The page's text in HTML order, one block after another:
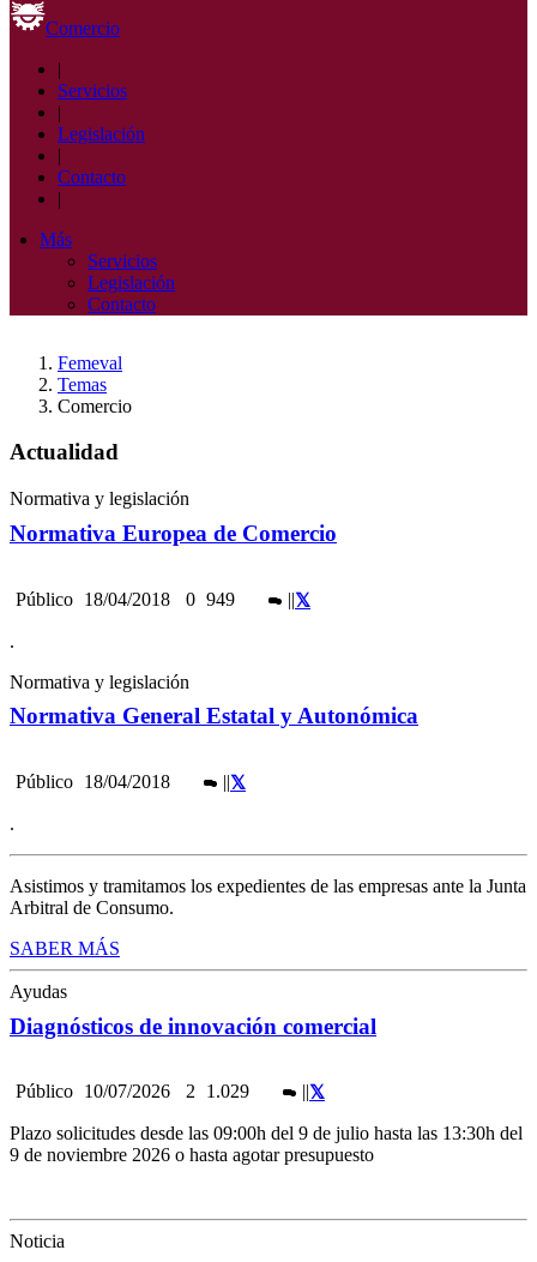
Comercio
|
Servicios
|
Legislación
|
Contacto
|
Más
Servicios
Legislación
Contacto
Femeval
Temas
Comercio
Actualidad
Normativa y legislación
Normativa Europea de Comercio
Público 18/04/2018 0 949 ||
.
Normativa y legislación
Normativa General Estatal y Autonómica
Público 18/04/2018 ||
.
Asistimos y tramitamos los expedientes de las empresas ante la Junta
Arbitral de Consumo.
SABER MÁS
Ayudas
Diagnósticos de innovación comercial
Público 10/07/2026 2 1.029
Plazo solicitudes desde las 09:00h del 9 de julio hasta las 13:30h del
9 de noviembre 2026 o hasta agotar presupuesto
Noticia